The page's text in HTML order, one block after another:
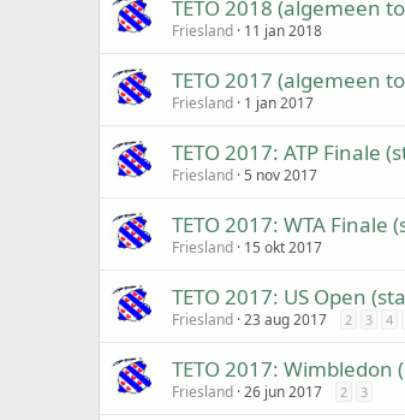
TETO 2018 (algemeen
Friesland 11 jan 2018
TETO 2017 (algemeen
Friesland 1 jan 2017
TETO 2017: ATP Finale
Friesland 5 nov 2017
TETO 2017: WTA
Friesland 15 okt 2017
TETO 2017: US Open
Friesland 23 aug 2017 2 3 4
TETO 2017:
Friesland 26 jun 2017 2 3